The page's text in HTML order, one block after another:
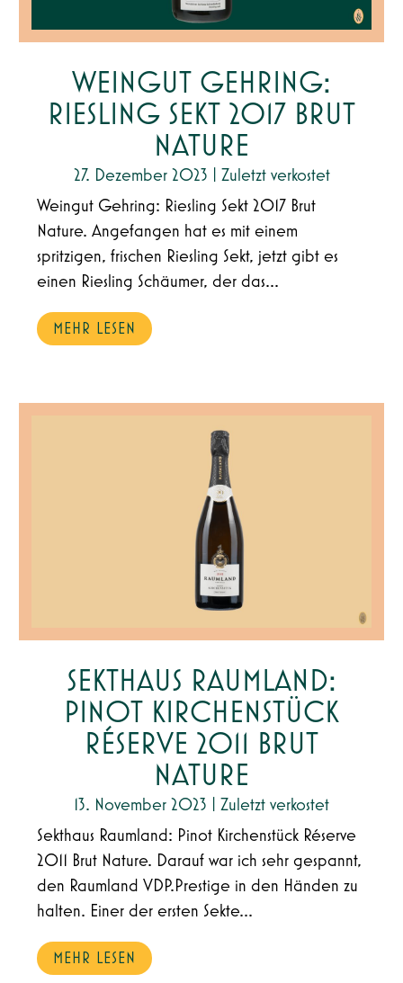
WEINGUT GEHRING:
RIESLING SEKT 2017 BRUT
NATURE
27. Dezember 2023
Zuletzt verkostet
Weingut Gehring: Riesling Sekt 2017 Brut
Nature. Angefangen hat es mit einem
spritzigen, frischen Riesling Sekt, jetzt gibt es
einen Riesling Schäumer, der das...
MEHR LESEN
SEKTHAUS RAUMLAND:
PINOT KIRCHENSTÜCK
RÉSERVE 2011 BRUT
NATURE
13. November 2023
Zuletzt verkostet
Sekthaus Raumland: Pinot Kirchenstück Réserve
2011 Brut Nature. Darauf war ich sehr gespannt,
den Raumland VDP.Prestige in den Händen zu
halten. Einer der ersten Sekte...
MEHR LESEN